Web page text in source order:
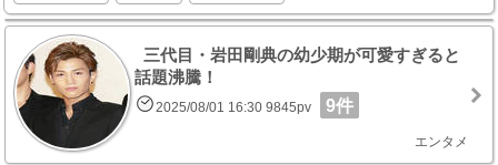
三代目・岩田剛典の幼少期が可愛すぎると
話題沸騰！
2025/08/01 16:30 9845pv 9件
エンタメ